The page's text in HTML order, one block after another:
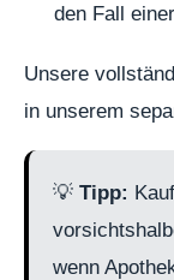
den Fall
Unsere
in unserem
💡 Tipp:
wenn